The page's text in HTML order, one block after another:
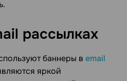
рассылках
баннеры в email
яркой